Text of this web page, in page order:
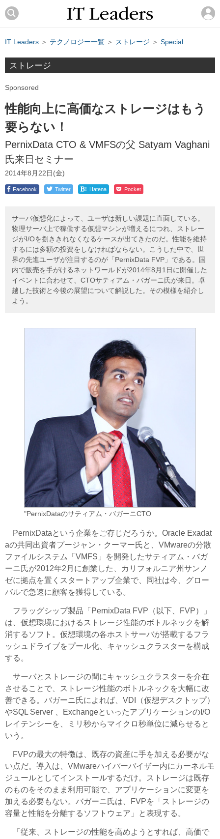
IT Leaders ＞ テクノロジー一覧 ＞ ストレージ ＞ Special
ストレージ
Sponsored
性能向上に高価なストレージはもう
要らない！
PernixData CTO & VMFSの父 Satyam Vaghani
氏来日セミナー
2014年8月22日(金)
Facebook Twitter ! Hatena Pocket
サーバ仮想化によって、ユーザは新しい課題に直面している。
物理サーバ上で稼働する仮想マシンが増えるにつれ、ストレー
ジがI/Oを捌ききれなくなるケースが出てきたのだ。性能を維持
するには多額の投資をしなければならない。こうした中で、世
界の先進ユーザが注目するのが「PernixData FVP」である。国
内で販売を手がけるネットワールドが2014年8月1日に開催した
イベントに合わせて、CTOサティアム・バガーニ氏が来日。卓
越した技術と今後の展望について解説した。その模様を紹介し
よう。
"PernixDataのサティアム・バガーニCTO
PernixDataという企業をご存じだろうか。Oracle Exadat
aの共同出資者プージャン・クーマー氏と、VMwareの分散
ファイルシステム「VMFS」を開発したサティアム・バガ
ーニ氏が2012年2月に創業した、カリフォルニア州サンノ
ゼに拠点を置くスタートアップ企業で、同社は今、グロー
バルで急速に顧客を獲得している。
フラッグシップ製品「PernixData FVP（以下、FVP）」
は、仮想環境におけるストレージ性能のボトルネックを解
消するソフト。仮想環境の各ホストサーバが搭載するフラ
ッシュドライブをプール化、キャッシュクラスターを構成
する。
サーバとストレージの間にキャッシュクラスターを介在
させることで、ストレージ性能のボトルネックを大幅に改
善できる。バガーニ氏によれば、VDI（仮想デスクトップ）
やSQL Server 、ExchangeといったアプリケーションのI/O
レイテンシーを、ミリ秒からマイクロ秒単位に減らせると
いう。
FVPの最大の特徴は、既存の資産に手を加える必要がな
い点だ。導入は、VMwareハイパーバイザー内にカーネルモ
ジュールとしてインストールするだけ。ストレージは既存
のものをそのまま利用可能で、アプリケーションに変更を
加える必要もない。バガーニ氏は、FVPを「ストレージの
容量と性能を分離するソフトウェア」と表現する。
「従来、ストレージの性能を高めようとすれば、高価で